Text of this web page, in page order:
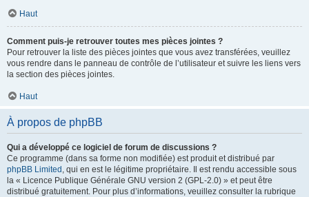
Haut
Comment puis-je retrouver toutes mes pièces jointes ?
Pour retrouver la liste des pièces jointes que vous avez transférées, veuillez
vous rendre dans le panneau de contrôle de l’utilisateur et suivre les liens vers
la section des pièces jointes.
Haut
À propos de phpBB
Qui a développé ce logiciel de forum de discussions ?
Ce programme (dans sa forme non modifiée) est produit et distribué par
phpBB Limited , qui en est le légitime propriétaire. Il est rendu accessible sous
la « Licence Publique Générale GNU version 2 (GPL-2.0) » et peut être
distribué gratuitement. Pour plus d’informations, veuillez consulter la rubrique